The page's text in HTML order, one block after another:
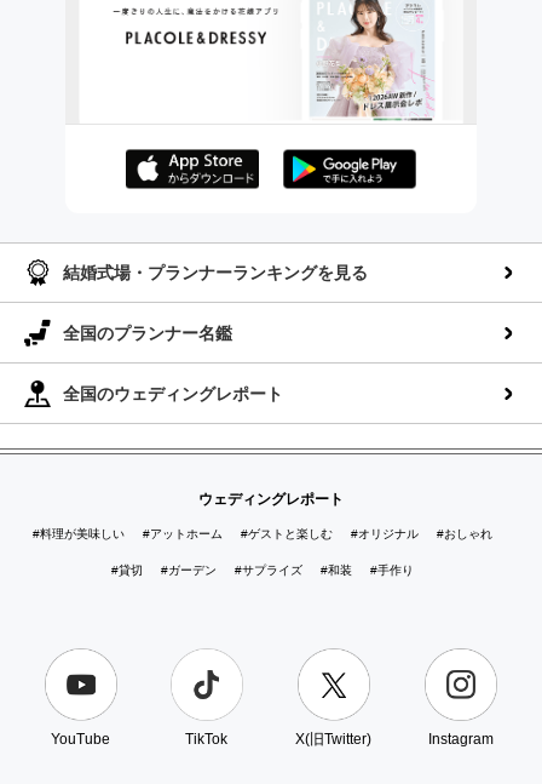
結婚式場・プランナーランキングを見る
全国のプランナー名鑑
全国のウェディングレポート
ウェディングレポート
#料理が美味しい #アットホーム #ゲストと楽しむ #オリジナル #おしゃれ
#貸切 #ガーデン #サプライズ #和装 #手作り
YouTube TikTok X(旧Twitter) Instagram